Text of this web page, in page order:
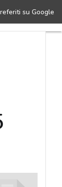
su Google
superare